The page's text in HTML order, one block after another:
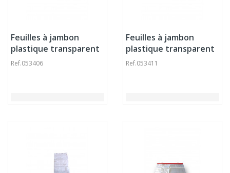
Feuilles à jambon
plastique transparent
320x250x30 mm 10
Ref.053406
Feuilles à jambon
plastique transparent
500x320x30 mm 10
Ref.053411